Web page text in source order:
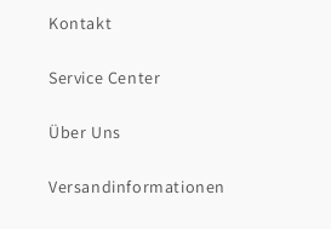
Kontakt
Service Center
Über Uns
Versandinformationen